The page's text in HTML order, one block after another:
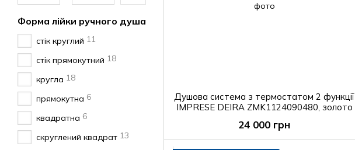
Душова система з термостатом 2 функції
IMPRESE DEIRA ZMK1124090480, золото
24 000 грн
Форма лійки ручного душа
стік круглий 11
стік прямокутний 18
кругла 18
прямокутна 6
квадратна 6
скруглений квадрат 13